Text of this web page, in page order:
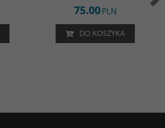
75.00PLN
DO KOSZYKA